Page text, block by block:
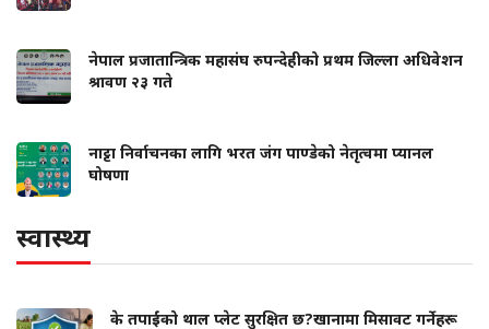
नेपाल प्रजातान्त्रिक महासंघ रुपन्देहीको प्रथम जिल्ला अधिवेशन
श्रावण २३ गते
नाट्टा निर्वाचनका लागि भरत जंग पाण्डेको नेतृत्वमा प्यानल
घोषणा
स्वास्थ्य
के तपाईंको थाल प्लेट सुरक्षित छ?खानामा मिसावट गर्नेहरू